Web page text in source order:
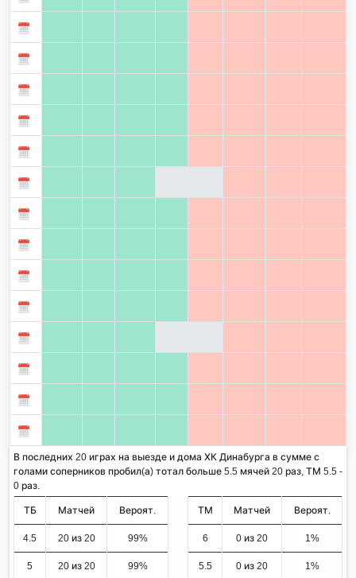
В последних 20 играх на выезде и дома ХК Динабурга в сумме с
голами соперников пробил(а) тотал больше 5.5 мячей 20 раз, ТМ 5.5 -
0 раз.
ТБ Матчей Вероят.
4.5 20 из 20 99%
5 20 из 20 99%
ТМ Матчей Вероят.
6 0 из 20 1%
5.5 0 из 20 1%